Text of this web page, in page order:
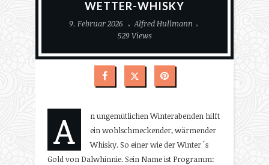
WETTER-WHISKY
9. Februar 2026
Alfred Hullmann
529 Views
A
n ungemütlichen Winterabenden hilft
ein wohlschmeckender, wärmender
Whisky. So einer wie der Winter´s
Gold von Dalwhinnie. Sein Name ist Programm: